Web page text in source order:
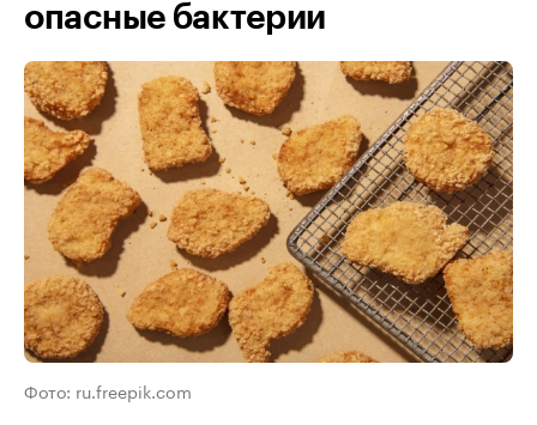
опасные бактерии
Фото: ru.freepik.com